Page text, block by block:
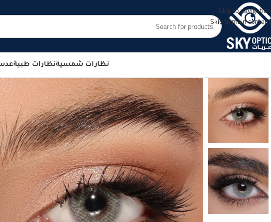
Skip to navigation
Skip to main content
نظارات شمسيةنظارات طبية